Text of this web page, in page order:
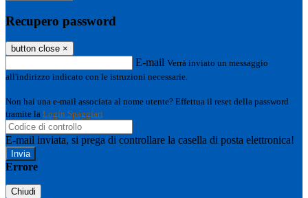
Recupero password
button close ×
E-mail Verrà inviato un messaggio
all'indirizzo indicato con le istruzioni necessarie.
Non hai una e-mail associata al nome utente? Effettua il reset della password
tramite la Login Spaggiari
E-mail inviata, si prega di controllare la casella di posta elettronica!
Errore
Chiudi